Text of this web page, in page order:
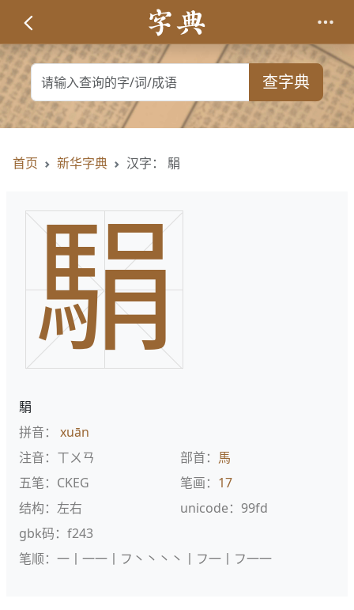
查字典
首页 新华字典 汉字： 駽
駽
駽
拼音： xuān
注音：ㄒㄨㄢ
部首： 馬
五笔：CKEG
笔画： 17
结构：左右
unicode：99fd
gbk码：f243
笔顺：一丨一一丨フ丶丶丶丶丨フ一丨フ一一